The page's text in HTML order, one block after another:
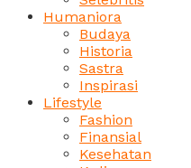
Humaniora
Budaya
Historia
Sastra
Inspirasi
Lifestyle
Fashion
Finansial
Kesehatan